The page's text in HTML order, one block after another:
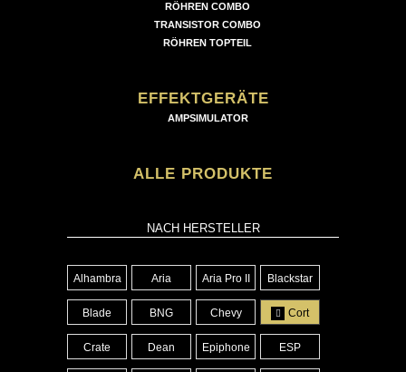
RÖHREN COMBO
TRANSISTOR COMBO
RÖHREN TOPTEIL
EFFEKTGERÄTE
AMPSIMULATOR
ALLE PRODUKTE
NACH HERSTELLER
Alhambra Aria Aria Pro II Blackstar
Blade BNG Chevy Cort
Crate Dean Epiphone ESP